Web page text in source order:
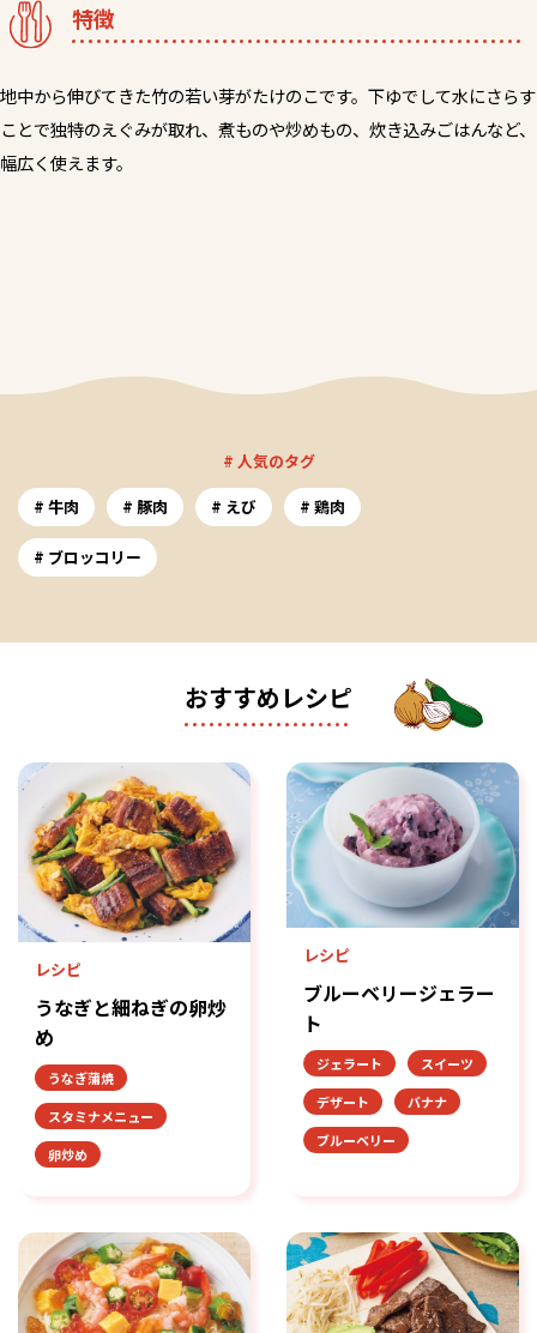
特徴
地中から伸びてきた竹の若い芽がたけのこです。下ゆでして水にさらす
ことで独特のえぐみが取れ、煮ものや炒めもの、炊き込みごはんなど、
幅広く使えます。
# 人気のタグ
牛肉
豚肉 えび 鶏肉
ブロッコリー
おすすめレシピ
レシピ
うなぎと細ねぎの卵炒
め
うなぎ蒲焼
スタミナメニュー
卵炒め
レシピ
ブルーベリージェラー
ト
ジェラート
スイーツ
デザート
バナナ
ブルーベリー